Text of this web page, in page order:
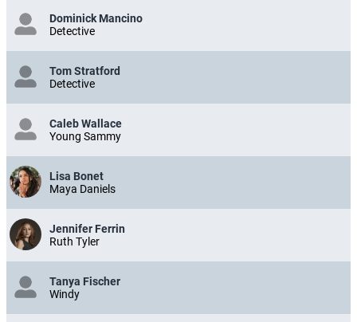
Dominick Mancino
Detective
Tom Stratford
Detective
Caleb Wallace
Young Sammy
Lisa Bonet
Maya Daniels
Jennifer Ferrin
Ruth Tyler
Tanya Fischer
Windy